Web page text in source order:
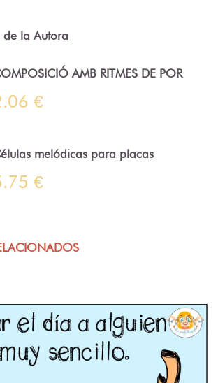
de la Autora
AMB RITMES DE POR
€
melódicas para placas
€